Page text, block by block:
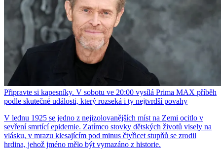
Připravte si kapesníky. V sobotu ve 20:00 vysílá Prima MAX příběh
podle skutečné události, který rozseká i ty nejtvrdší povahy
V lednu 1925 se jedno z nejizolovanějších míst na Zemi ocitlo v
sevření smrtící epidemie. Zatímco stovky dětských životů visely na
vlásku, v mrazu klesajícím pod minus čtyřicet stupňů se zrodil
hrdina, jehož jméno mělo být vymazáno z historie.